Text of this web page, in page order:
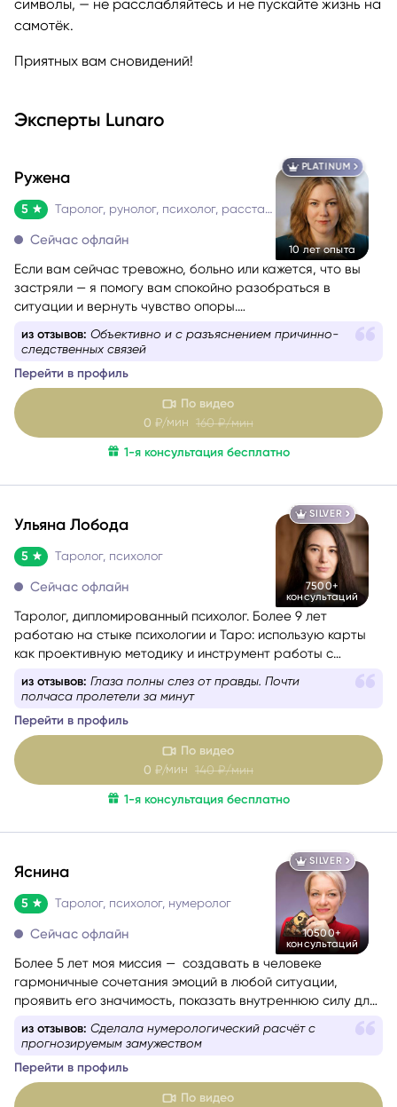
символы, — не расслабляйтесь и не пускайте жизнь на
самотёк.
Приятных вам сновидений!
Эксперты Lunaro
PLATINUM
10 лет опыта
Ружена
5 Таролог, рунолог, психолог, расстановщик
Сейчас офлайн
Если вам сейчас тревожно, больно или кажется, что вы
застряли — я помогу вам спокойно разобраться в
ситуации и вернуть чувство опоры.
осуждённой. Я мягко и бережно проведу вас через
решение, которое принесёт облегчение.
из отзывов: Объективно и с разъяснением причинно-
следственных связей
Перейти в профиль
По видео
0 ₽/мин 160 ₽/мин
1-я консультация бесплатно
SILVER
7500+
консультаций
Ульяна Лобода
5 Таролог, психолог
Сейчас офлайн
Таролог, дипломированный психолог. Более 9 лет
работаю на стыке психологии и Таро: использую карты
как проективную методику и инструмент работы с
из отзывов: Глаза полны слез от правды. Почти
полчаса пролетели за минут
Перейти в профиль
По видео
0 ₽/мин140 ₽/мин
1-я консультация бесплатно
SILVER
10500+
консультаций
Яснина
5 Таролог, психолог, нумеролог
Сейчас офлайн
Более 5 лет моя миссия — создавать в человеке
гармоничные сочетания эмоций в любой ситуации,
проявить его значимость, показать внутреннюю силу для
самопомощи, сбалансировать энергии в зависимости от
ситуации.
из отзывов: Сделала нумерологический расчёт с
прогнозируемым замужеством
Перейти в профиль
По видео